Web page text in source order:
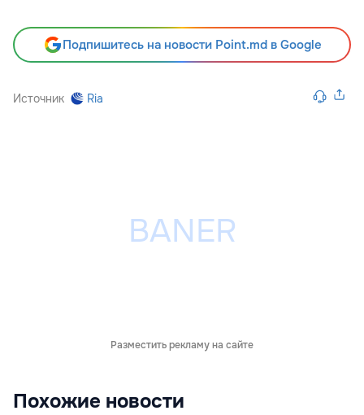
Подпишитесь на новости Point.md в Google
Источник Ria
Разместить рекламу на сайте
Похожие новости